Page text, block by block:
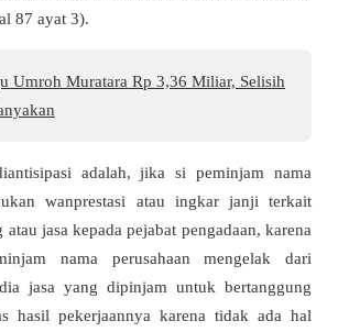
87 ayat 3).
Umroh Muratara Rp 3,36 Miliar, Selisih
adalah, jika si peminjam nama
wanprestasi atau ingkar janji terkait
atau jasa kepada pejabat pengadaan, karena
nama perusahaan mengelak dari
jasa yang dipinjam untuk bertanggung
hasil pekerjaannya karena tidak ada hal